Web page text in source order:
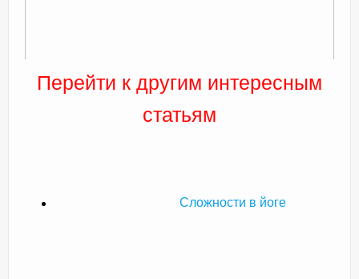
Перейти к другим интересным
статьям
Сложности в йоге